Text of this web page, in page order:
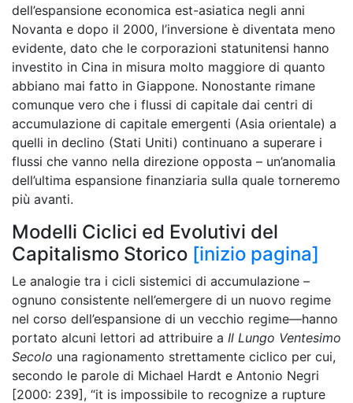
dell’espansione economica est-asiatica negli anni
Novanta e dopo il 2000, l’inversione è diventata meno
evidente, dato che le corporazioni statunitensi hanno
investito in Cina in misura molto maggiore di quanto
abbiano mai fatto in Giappone. Nonostante rimane
comunque vero che i flussi di capitale dai centri di
accumulazione di capitale emergenti (Asia orientale) a
quelli in declino (Stati Uniti) continuano a superare i
flussi che vanno nella direzione opposta – un’anomalia
dell’ultima espansione finanziaria sulla quale torneremo
più avanti.
Modelli Ciclici ed Evolutivi del
Capitalismo Storico [inizio pagina]
Le analogie tra i cicli sistemici di accumulazione –
ognuno consistente nell’emergere di un nuovo regime
nel corso dell’espansione di un vecchio regime—hanno
portato alcuni lettori ad attribuire a Il Lungo Ventesimo
Secolo una ragionamento strettamente ciclico per cui,
secondo le parole di Michael Hardt e Antonio Negri
[2000: 239], “it is impossibile to recognize a rupture